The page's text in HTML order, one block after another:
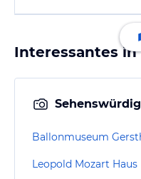
Interessantes in
Ballonmuseum
Leopold Mozart Haus